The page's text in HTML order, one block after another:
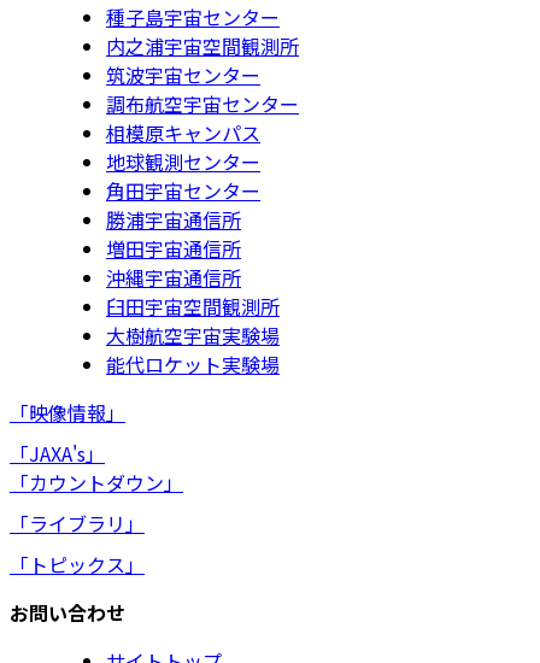
種子島宇宙センター
内之浦宇宙空間観測所
筑波宇宙センター
調布航空宇宙センター
相模原キャンパス
地球観測センター
角田宇宙センター
勝浦宇宙通信所
増田宇宙通信所
沖縄宇宙通信所
臼田宇宙空間観測所
大樹航空宇宙実験場
能代ロケット実験場
「映像情報」
「JAXA's」
「カウントダウン」
「ライブラリ」
「トピックス」
お問い合わせ